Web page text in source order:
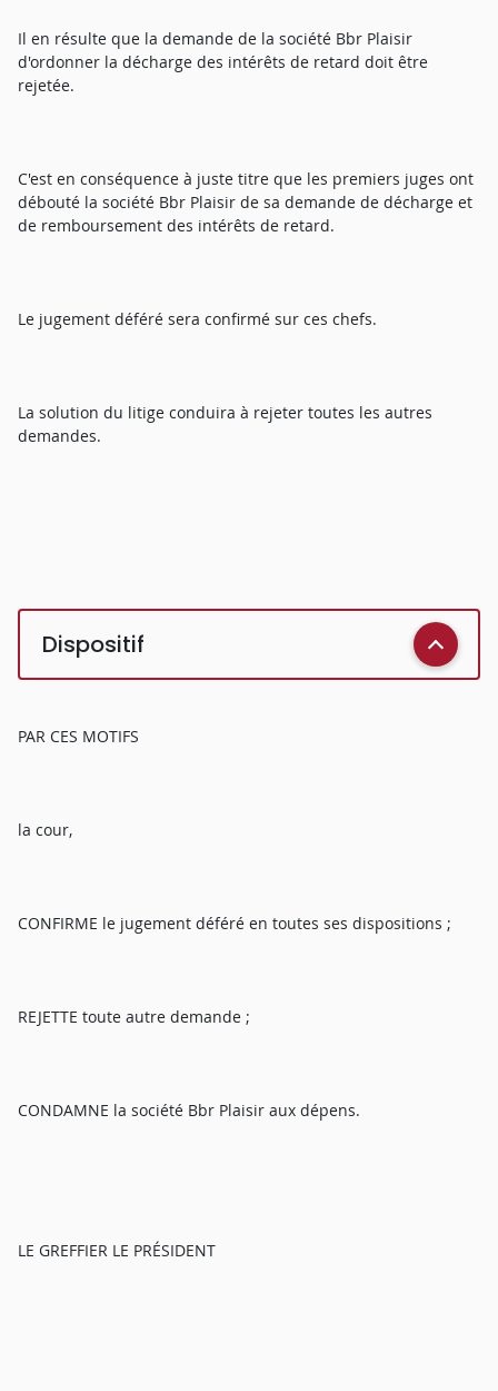
Il en résulte que la demande de la société Bbr Plaisir
d'ordonner la décharge des intérêts de retard doit être
rejetée.
C'est en conséquence à juste titre que les premiers juges ont
débouté la société Bbr Plaisir de sa demande de décharge et
de remboursement des intérêts de retard.
Le jugement déféré sera confirmé sur ces chefs.
La solution du litige conduira à rejeter toutes les autres
demandes.
Dispositif
PAR CES MOTIFS
la cour,
CONFIRME le jugement déféré en toutes ses dispositions ;
REJETTE toute autre demande ;
CONDAMNE la société Bbr Plaisir aux dépens.
LE GREFFIER LE PRÉSIDENT